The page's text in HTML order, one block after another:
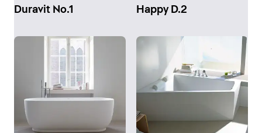
Duravit No.1 Happy D.2